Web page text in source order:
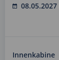
Innenkabine